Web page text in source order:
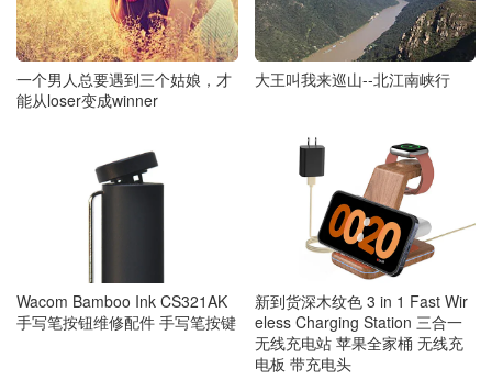
一个男人总要遇到三个姑娘，才
能从loser变成winner
大王叫我来巡山--北江南峡行
Wacom Bamboo Ink CS321AK
手写笔按钮维修配件 手写笔按键
新到货深木纹色 3 in 1 Fast Wir
eless Charging Station 三合一
无线充电站 苹果全家桶 无线充
电板 带充电头